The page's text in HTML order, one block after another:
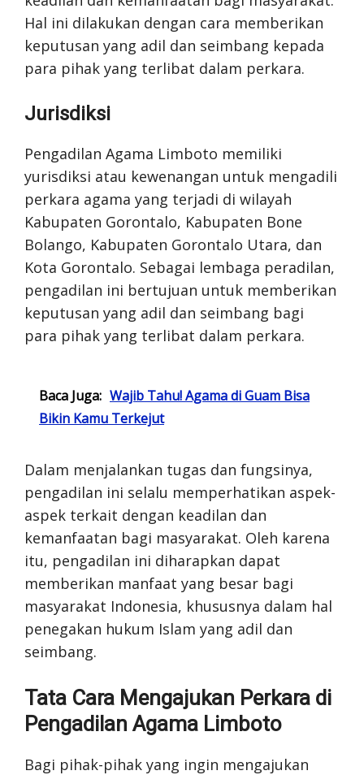
Hal ini dilakukan dengan cara memberikan
keputusan yang adil dan seimbang kepada
para pihak yang terlibat dalam perkara.
Jurisdiksi
Pengadilan Agama Limboto memiliki
yurisdiksi atau kewenangan untuk mengadili
perkara agama yang terjadi di wilayah
Kabupaten Gorontalo, Kabupaten Bone
Bolango, Kabupaten Gorontalo Utara, dan
Kota Gorontalo. Sebagai lembaga peradilan,
pengadilan ini bertujuan untuk memberikan
keputusan yang adil dan seimbang bagi
para pihak yang terlibat dalam perkara.
Baca Juga: Wajib Tahu! Agama di Guam Bisa
Bikin Kamu Terkejut
Dalam menjalankan tugas dan fungsinya,
pengadilan ini selalu memperhatikan aspek-
aspek terkait dengan keadilan dan
kemanfaatan bagi masyarakat. Oleh karena
itu, pengadilan ini diharapkan dapat
memberikan manfaat yang besar bagi
masyarakat Indonesia, khususnya dalam hal
penegakan hukum Islam yang adil dan
seimbang.
Tata Cara Mengajukan Perkara di
Pengadilan Agama Limboto
Bagi pihak-pihak yang ingin mengajukan